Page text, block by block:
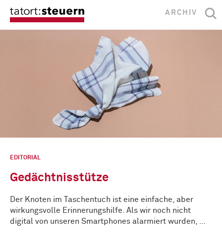
ARCHIV
EDITORIAL
Gedächtnisstütze
Der Knoten im Taschentuch ist eine einfache, aber
wirkungsvolle Erinnerungshilfe. Als wir noch nicht
digital von unseren Smartphones alarmiert wurden, …